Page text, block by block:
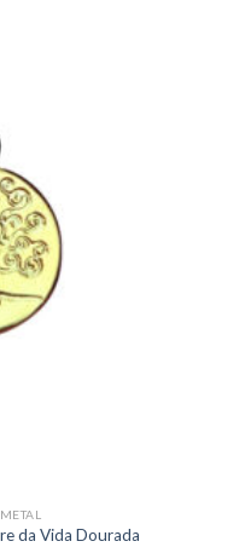
da Vida Dourada